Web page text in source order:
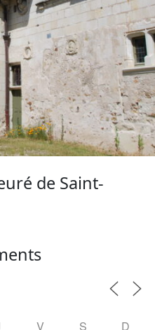
de Saint-
V S D